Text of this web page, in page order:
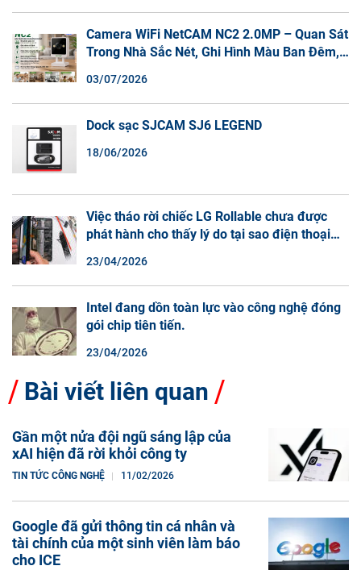
Camera WiFi NetCAM NC2 2.0MP – Quan Sát
Trong Nhà Sắc Nét, Ghi Hình Màu Ban Đêm,
03/07/2026
Dock sạc SJCAM SJ6 LEGEND
18/06/2026
Việc tháo rời chiếc LG Rollable chưa được
phát hành cho thấy lý do tại sao điện thoại
23/04/2026
Intel đang dồn toàn lực vào công nghệ đóng
gói chip tiên tiến.
23/04/2026
Bài viết liên quan
Gần một nửa đội ngũ sáng lập của
xAI hiện đã rời khỏi công ty
TIN TỨC CÔNG NGHỆ 11/02/2026
Google đã gửi thông tin cá nhân và
tài chính của một sinh viên làm báo
cho ICE